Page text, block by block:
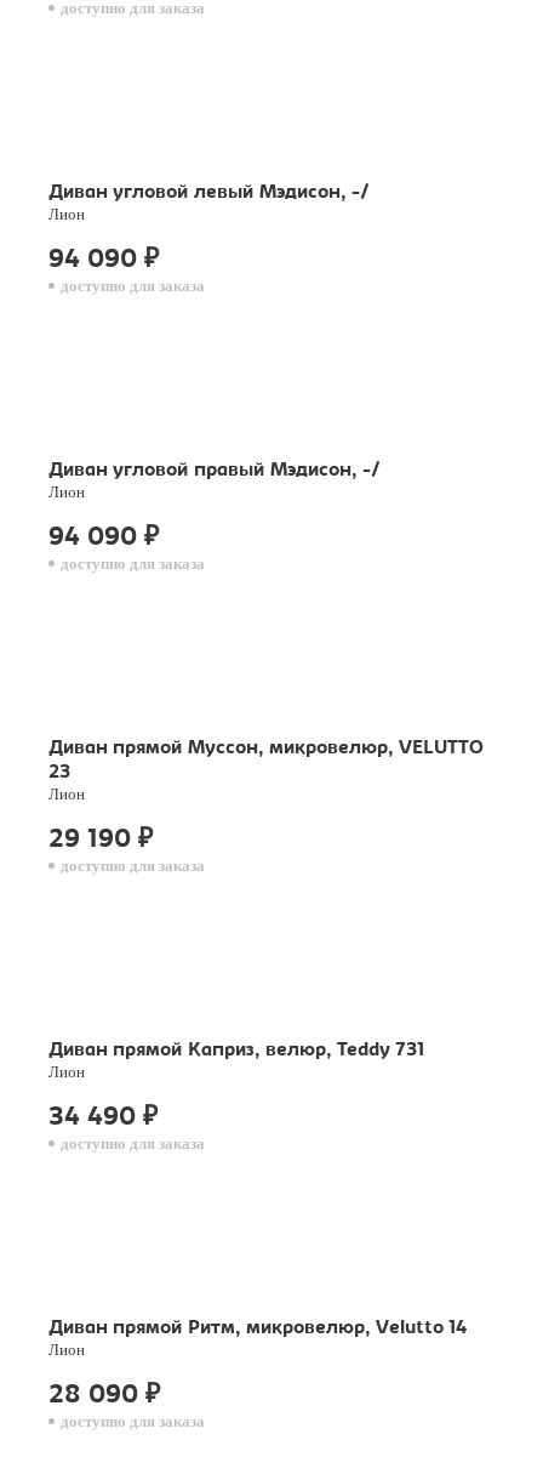
доступно для заказа
Диван угловой левый Мэдисон, -/
Лион
94 090 ₽
доступно для заказа
Диван угловой правый Мэдисон, -/
Лион
94 090 ₽
доступно для заказа
Диван прямой Муссон, микровелюр, VELUTTO
23
Лион
29 190 ₽
доступно для заказа
Диван прямой Каприз, велюр, Teddy 731
Лион
34 490 ₽
доступно для заказа
Диван прямой Ритм, микровелюр, Velutto 14
Лион
28 090 ₽
доступно для заказа